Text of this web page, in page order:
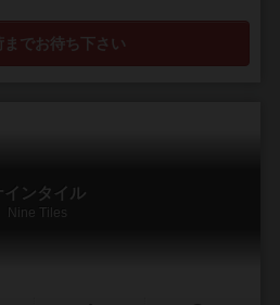
までお待ち下さい
インタイル
Nine Tiles